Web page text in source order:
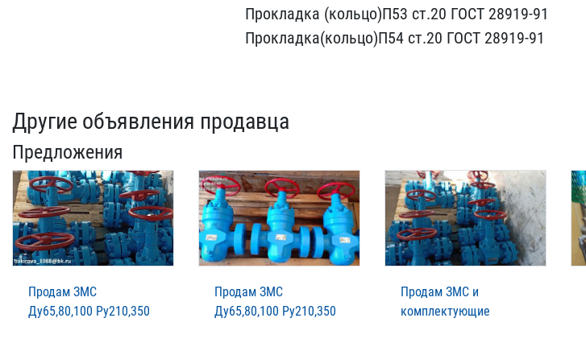
​Прокладка (кольцо)П53 ст​.20 ГОСТ 28919-91
Прокла​дка(кольцо)П54 ст.20 ГОС​Т 28919-91
Другие объявления продавца
Предложения
Продам ЗМС
Ду65,80,100 Ру210,350
Продам ЗМС
Ду65,80,100 Ру210,350
Продам ЗМС и
комплектующие